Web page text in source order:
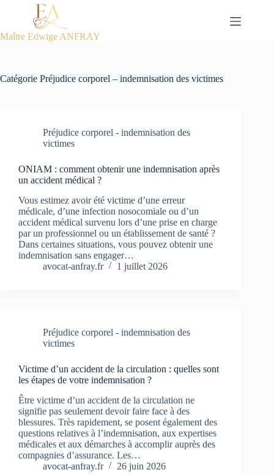
Maître Edwige ANFRAY
Catégorie Préjudice corporel – indemnisation des victimes
Préjudice corporel - indemnisation des
victimes
ONIAM : comment obtenir une indemnisation après
un accident médical ?
Vous estimez avoir été victime d’une erreur
médicale, d’une infection nosocomiale ou d’un
accident médical survenu lors d’une prise en charge
par un professionnel ou un établissement de santé ?
Dans certaines situations, vous pouvez obtenir une
indemnisation sans engager…
avocat-anfray.fr
1 juillet 2026
Préjudice corporel - indemnisation des
victimes
Victime d’un accident de la circulation : quelles sont
les étapes de votre indemnisation ?
Être victime d’un accident de la circulation ne
signifie pas seulement devoir faire face à des
blessures. Très rapidement, se posent également des
questions relatives à l’indemnisation, aux expertises
médicales et aux démarches à accomplir auprès des
compagnies d’assurance. Les…
avocat-anfray.fr
26 juin 2026